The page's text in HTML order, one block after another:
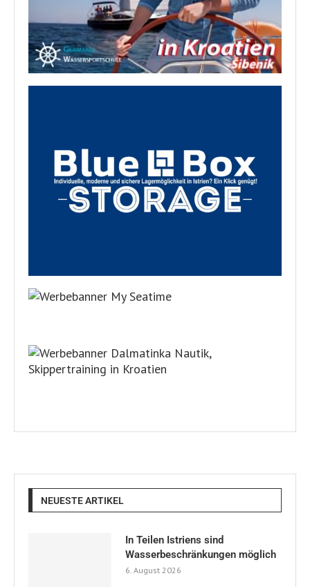
NEUESTE ARTIKEL
In Teilen Istriens sind
Wasserbeschränkungen möglich
6. August 2026